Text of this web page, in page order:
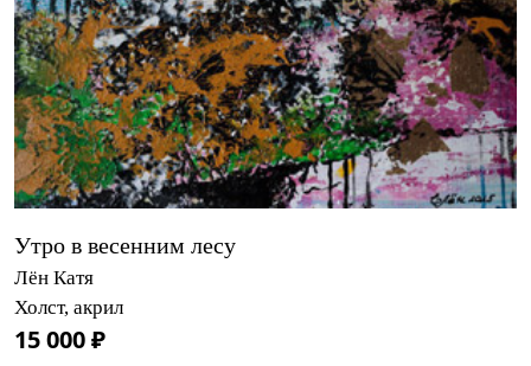
Утро в весенним лесу
Лён Катя
Холст, акрил
15 000 ₽